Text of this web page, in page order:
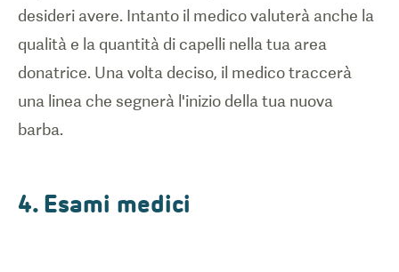
desideri avere. Intanto il medico valuterà anche la
qualità e la quantità di capelli nella tua area
donatrice. Una volta deciso, il medico traccerà
una linea che segnerà l'inizio della tua nuova
barba.
4. Esami medici